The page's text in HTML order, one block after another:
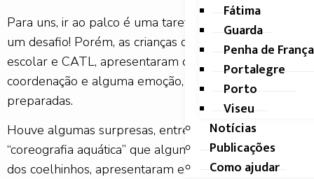
Fátima
Guarda
Penha de França
Portalegre
Porto
Viseu
Notícias
Publicações
Como ajudar
Para uns, ir ao palco é uma tarefa fácil, para outros é
um desafio! Porém, as crianças da Creche, Pré-
escolar e CATL, apresentaram com destreza,
coordenação e alguma emoção, as atividades
preparadas.
Houve algumas surpresas, entre as quais, a
“coreografia aquática” que algumas famílias da sala
dos coelhinhos, apresentaram e que fez as